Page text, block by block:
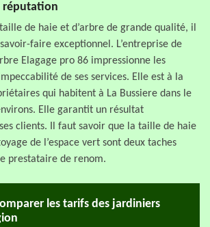
réputation
de haie et d’arbre de grande qualité, il
faire exceptionnel. L’entreprise de
Elagage pro 86 impressionne les
de ses services. Elle est à la
qui habitent à La Bussiere dans le
Elle garantit un résultat
clients. Il faut savoir que la taille de haie
de l’espace vert sont deux taches
prestataire de renom.
les tarifs des jardiniers